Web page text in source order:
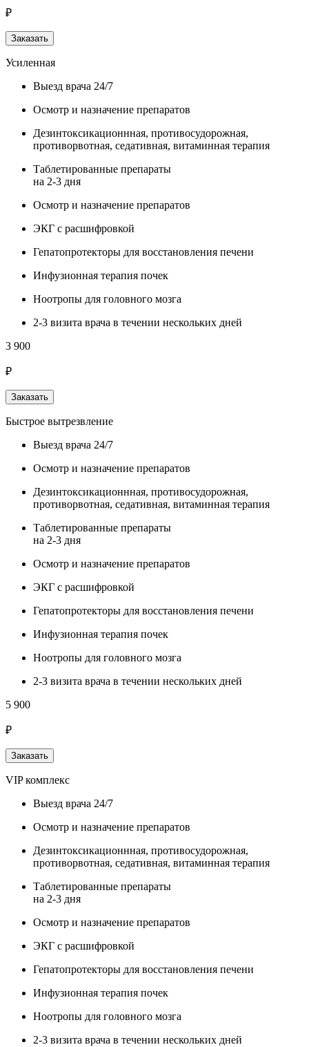
₽
Заказать
Усиленная
Выезд врача 24/7
Осмотр и назначение препаратов
Дезинтоксикационнная, противосудорожная,
противорвотная, седативная, витаминная терапия
Таблетированные препараты
на 2-3 дня
Осмотр и назначение препаратов
ЭКГ с расшифровкой
Гепатопротекторы для восстановления печени
Инфузионная терапия почек
Ноотропы для головного мозга
2-3 визита врача в течении нескольких дней
3 900
₽
Заказать
Быстрое вытрезвление
Выезд врача 24/7
Осмотр и назначение препаратов
Дезинтоксикационнная, противосудорожная,
противорвотная, седативная, витаминная терапия
Таблетированные препараты
на 2-3 дня
Осмотр и назначение препаратов
ЭКГ с расшифровкой
Гепатопротекторы для восстановления печени
Инфузионная терапия почек
Ноотропы для головного мозга
2-3 визита врача в течении нескольких дней
5 900
₽
Заказать
VIP комплекс
Выезд врача 24/7
Осмотр и назначение препаратов
Дезинтоксикационнная, противосудорожная,
противорвотная, седативная, витаминная терапия
Таблетированные препараты
на 2-3 дня
Осмотр и назначение препаратов
ЭКГ с расшифровкой
Гепатопротекторы для восстановления печени
Инфузионная терапия почек
Ноотропы для головного мозга
2-3 визита врача в течении нескольких дней